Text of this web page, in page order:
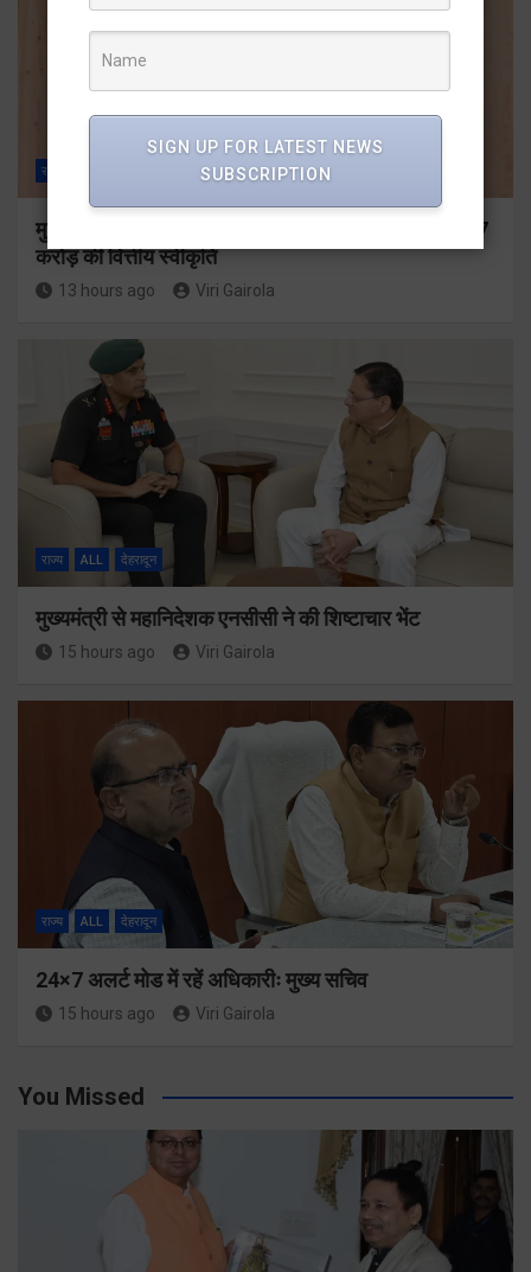
राज्य
मुख्यमंत्री ने प्रदान की विभिन्न विकास योजनाओं के लिए 1967
करोड़ की वित्तीय स्वीकृति
13 hours ago Viri Gairola
राज्य ALL देहरादून
मुख्यमंत्री से महानिदेशक एनसीसी ने की शिष्टाचार भेंट
15 hours ago Viri Gairola
राज्य ALL देहरादून
24×7 अलर्ट मोड में रहें अधिकारीः मुख्य सचिव
15 hours ago Viri Gairola
You Missed
SIGN UP FOR LATEST NEWS
SUBSCRIPTION